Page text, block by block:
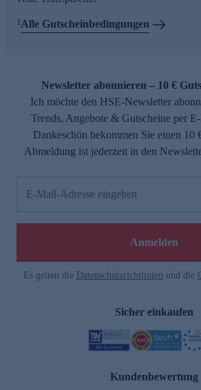
1 Alle Gutscheinbedingungen
Newsletter abonnieren – 10 €
Ich möchte den HSE-Newsletter
Trends, Angebote & Gutscheine per
Dankeschön bekommen Sie einen 10
Abmeldung ist jederzeit in den
E-Mail-Adresse eingeben
Anmelden
Es gelten die Datenschutzrichtlinien und die
Sicher einkaufen
Kundenbewertung